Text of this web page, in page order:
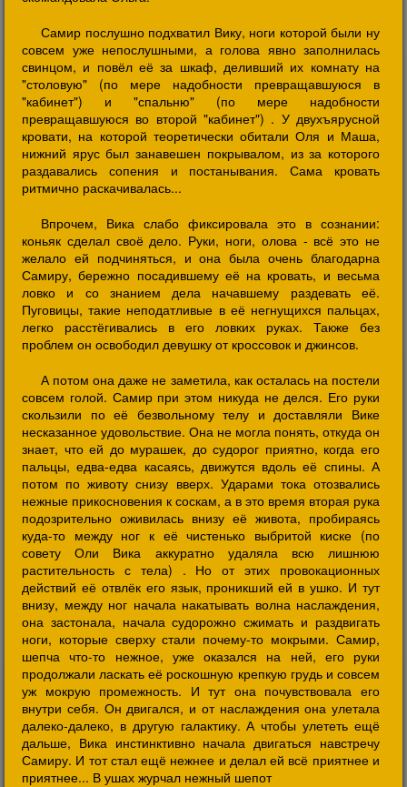
Самир послушно подхватил Вику, ноги которой были ну
совсем уже непослушными, а голова явно заполнилась
свинцом, и повёл её за шкаф, деливший их комнату на
"столовую" (по мере надобности превращавшуюся в
"кабинет") и "спальню" (по мере надобности
превращавшуюся во второй "кабинет") . У двухъярусной
кровати, на которой теоретически обитали Оля и Маша,
нижний ярус был занавешен покрывалом, из за которого
раздавались сопения и постанывания. Сама кровать
ритмично раскачивалась...
Впрочем, Вика слабо фиксировала это в сознании:
коньяк сделал своё дело. Руки, ноги, олова - всё это не
желало ей подчиняться, и она была очень благодарна
Самиру, бережно посадившему её на кровать, и весьма
ловко и со знанием дела начавшему раздевать её.
Пуговицы, такие неподатливые в её негнущихся пальцах,
легко расстёгивались в его ловких руках. Также без
проблем он освободил девушку от кроссовок и джинсов.
А потом она даже не заметила, как осталась на постели
совсем голой. Самир при этом никуда не делся. Его руки
скользили по её безвольному телу и доставляли Вике
несказанное удовольствие. Она не могла понять, откуда он
знает, что ей до мурашек, до судорог приятно, когда его
пальцы, едва-едва касаясь, движутся вдоль её спины. А
потом по животу снизу вверх. Ударами тока отозвались
нежные прикосновения к соскам, а в это время вторая рука
подозрительно оживилась внизу её живота, пробираясь
куда-то между ног к её чистенько выбритой киске (по
совету Оли Вика аккуратно удаляла всю лишнюю
растительность с тела) . Но от этих провокационных
действий её отвлёк его язык, проникший ей в ушко. И тут
внизу, между ног начала накатывать волна наслаждения,
она застонала, начала судорожно сжимать и раздвигать
ноги, которые сверху стали почему-то мокрыми. Самир,
шепча что-то нежное, уже оказался на ней, его руки
продолжали ласкать её роскошную крепкую грудь и совсем
уж мокрую промежность. И тут она почувствовала его
внутри себя. Он двигался, и от наслаждения она улетала
далеко-далеко, в другую галактику. А чтобы улететь ещё
дальше, Вика инстинктивно начала двигаться навстречу
Самиру. И тот стал ещё нежнее и делал ей всё приятнее и
приятнее... В ушах журчал нежный шепот